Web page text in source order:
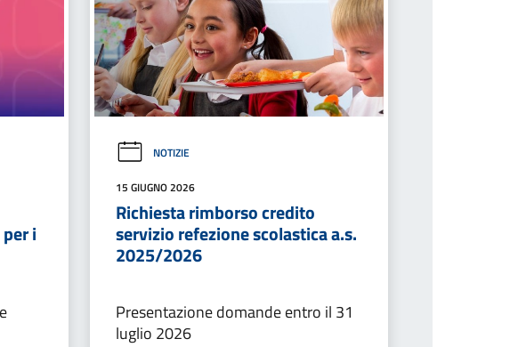
i
NOTIZIE
15 GIUGNO 2026
Richiesta rimborso credito
servizio refezione scolastica a.s.
2025/2026
Presentazione domande entro il 31
luglio 2026